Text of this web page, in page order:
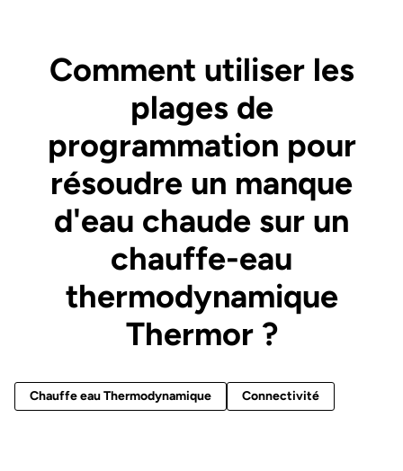
Comment utiliser les
plages de
programmation pour
résoudre un manque
d'eau chaude sur un
chauffe-eau
thermodynamique
Thermor ?
Chauffe eau Thermodynamique Connectivité